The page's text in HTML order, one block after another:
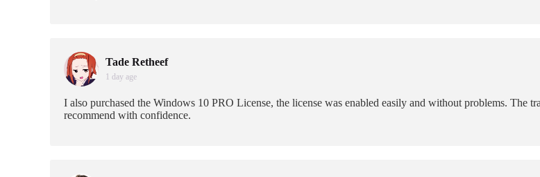
Tade Retheef
1 day age
I also purchased the Windows 10 PRO License, the license was enabled easily and without problems. The
recommend with confidence.